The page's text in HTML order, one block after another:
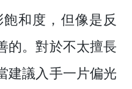
和度，但像是反
的。對於不太擅長
建議入手一片偏光